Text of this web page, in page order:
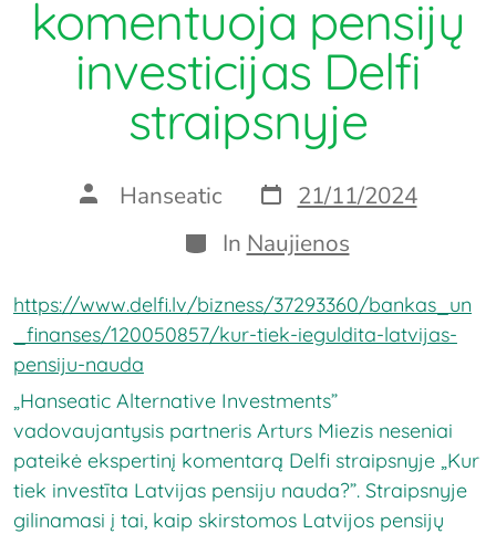
komentuoja pensijų
investicijas Delfi
straipsnyje
PostHanseatic Post
date
21/11/2024
Categories
In Naujienos
https://www.delfi.lv/bizness/37293360/bankas_un
_finanses/120050857/kur-tiek-ieguldita-latvijas-
pensiju-nauda
„Hanseatic Alternative Investments”
vadovaujantysis partneris Arturs Miezis neseniai
pateikė ekspertinį komentarą Delfi straipsnyje „Kur
tiek investīta Latvijas pensiju nauda?”. Straipsnyje
gilinamasi į tai, kaip skirstomos Latvijos pensijų